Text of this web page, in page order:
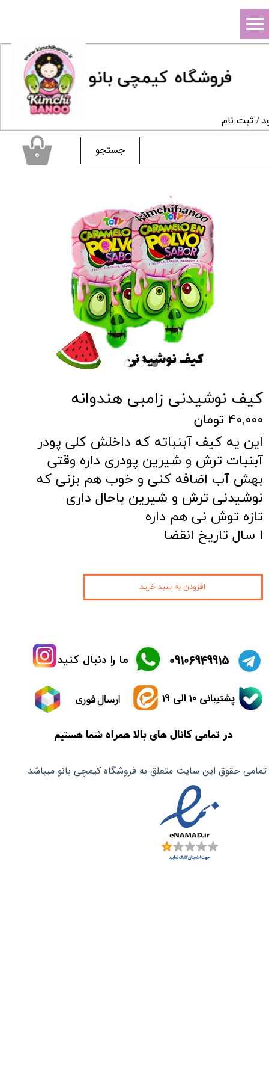
فروشگاه کیمچی بانو
جستجو
/ ثبت نام
حساب کاربری من
سفارشات
۰
کیف نوشیدنی زامبی هندوانه
۴۰,۰۰۰ تومان
این یه کیف آبنباته که داخلش کلی پودر
آبنبات ترش و شیرین پودری داره وقتی
بهش آب اضافه کنی و خوب هم بزنی که
نوشیدنی ترش و شیرین باحال داری
تازه توش نی هم داره
۱ سال تاریخ انقضا
افزودن به سبد خرید
تمامی حقوق این سایت متعلق به فروشگاه کیمچی بانو میباشد.
ما را دنبال کنید ​09106949915
ارسال فوری پشتیبانی 10 الی 19
در تمامی کانال های بالا همراه شما هستیم